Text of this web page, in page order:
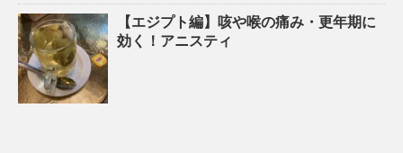
【エジプト編】咳や喉の痛み・更年期に
効く！アニスティ